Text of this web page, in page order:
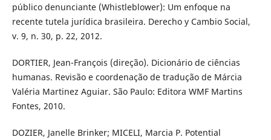
público denunciante (Whistleblower): Um enfoque na
recente tutela jurídica brasileira. Derecho y Cambio Social,
v. 9, n. 30, p. 22, 2012.
DORTIER, Jean-François (direção). Dicionário de ciências
humanas. Revisão e coordenação de tradução de Márcia
Valéria Martinez Aguiar. São Paulo: Editora WMF Martins
Fontes, 2010.
DOZIER, Janelle Brinker; MICELI, Marcia P. Potential